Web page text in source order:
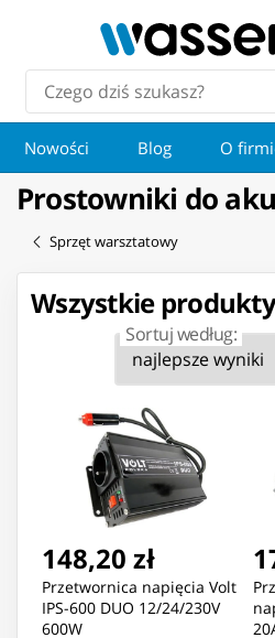
Nowości Blog O
Prostowniki do
Sprzęt warsztatowy
Wszystkie
Sortuj według:
148,20 zł
Przetwornica napięcia Volt
IPS-600 DUO 12/24/230V
600W